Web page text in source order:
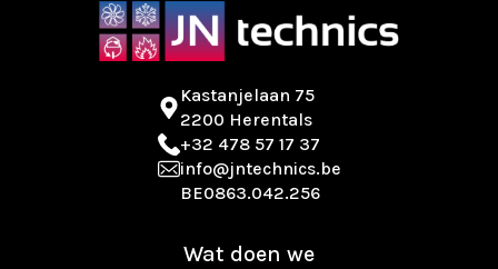
Kastanjelaan 75
2200 Herentals
+32 478 57 17 37
info@jntechnics.be
BE0863.042.256
Wat doen we